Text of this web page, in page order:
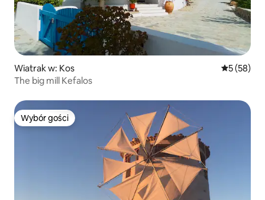
Wiatrak w: Kos Średnia
5 (58)
The big mill Kefalos
Wybór gości
Wybór gości